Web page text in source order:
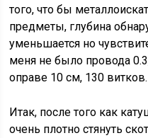
того, что бы
предметы, глубина
уменьшается но
меня не было провода
оправе 10 см, 130 витков.
Итак, после того как
очень плотно стянуть